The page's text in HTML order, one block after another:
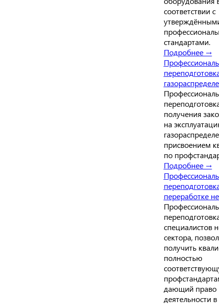
соответствии с
стандартами.
Подробнее →
получения
на
присвоением
по
Подробнее →
переработке
специалистов
сектора,
получить
полностью
дающий право
деятельности